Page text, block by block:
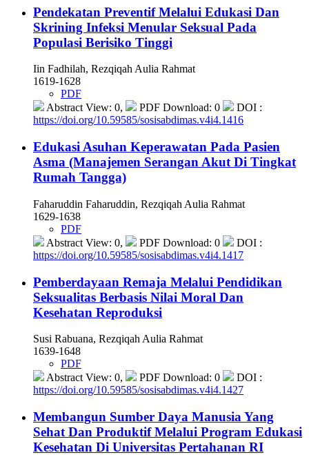
Pendekatan Preventif Melalui Edukasi Dan
Skrining Infeksi Menular Seksual Pada
Populasi Berisiko Tinggi
Iin Fadhilah, Rezqiqah Aulia Rahmat
1619-1628
PDF
Abstract View: 0,
PDF Download: 0
DOI :
https://doi.org/10.59585/sosisabdimas.v4i4.1416
Edukasi Asuhan Keperawatan Pada Pasien
Asma (Manajemen Serangan Akut Di Tingkat
Rumah Tangga)
Faharuddin Faharuddin, Rezqiqah Aulia Rahmat
1629-1638
PDF
Abstract View: 0,
PDF Download: 0
DOI :
https://doi.org/10.59585/sosisabdimas.v4i4.1417
Pemberdayaan Remaja Melalui Pendidikan
Seksualitas Berbasis Nilai Moral Dan
Kesehatan Reproduksi
Susi Rabuana, Rezqiqah Aulia Rahmat
1639-1648
PDF
Abstract View: 0,
PDF Download: 0
DOI :
https://doi.org/10.59585/sosisabdimas.v4i4.1427
Membangun Sumber Daya Manusia Yang
Sehat Dan Produktif Melalui Program Edukasi
Kesehatan Di Universitas Pertahanan RI